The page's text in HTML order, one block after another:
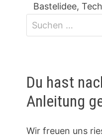
Bastelidee,
Du hast
Anleitung
Wir freuen uns